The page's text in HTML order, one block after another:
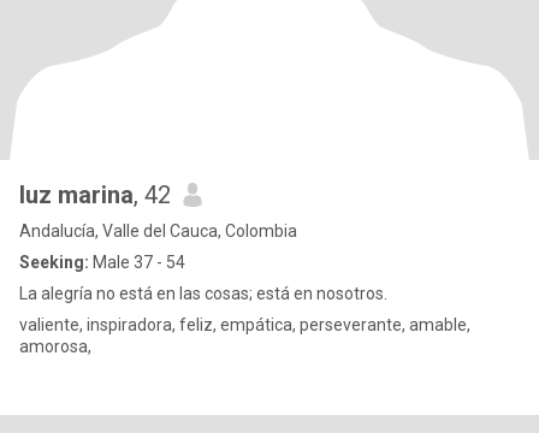
luz marina, 42
Andalucía, Valle del Cauca, Colombia
Seeking: Male 37 - 54
La alegría no está en las cosas; está en nosotros.
valiente, inspiradora, feliz, empática, perseverante, amable,
amorosa,